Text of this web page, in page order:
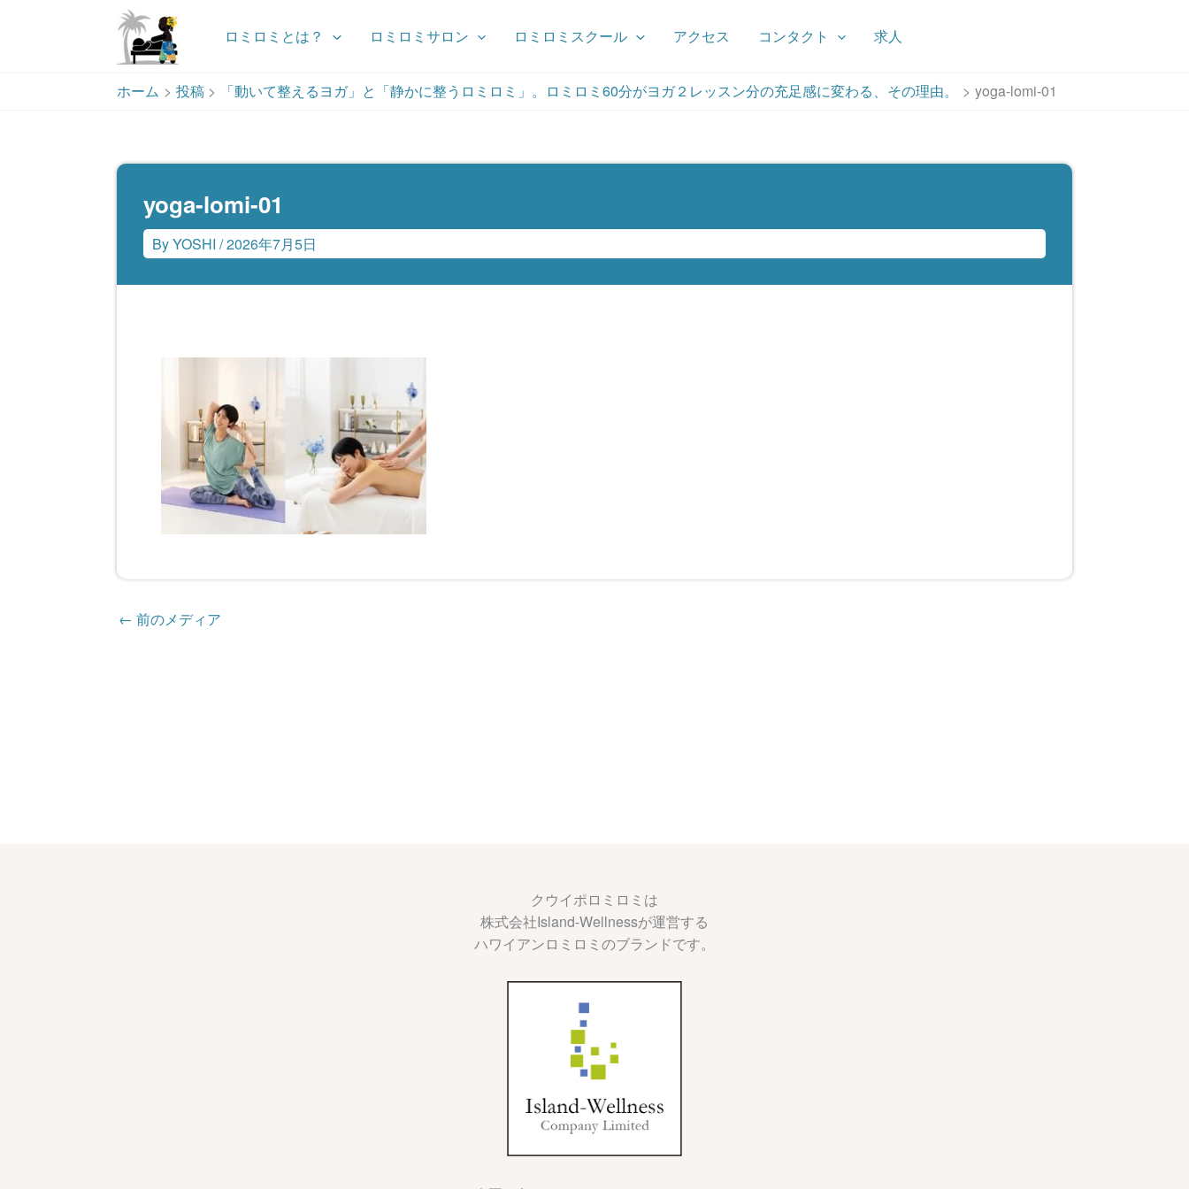
ロミロミとは？ ロミロミサロン ロミロミスクール アクセス コンタクト 求人
ホーム 投稿 「動いて整えるヨガ」と「静かに整うロミロミ」。ロミロミ60分がヨガ２レッスン分の充足感に変わる、その理由。 yoga-lomi-01
yoga-lomi-01
ByYOSHI /2026年7月5日
← 前のメディア
クウイポロミロミは
株式会社Island-Wellnessが運営する
ハワイアンロミロミのブランドです。